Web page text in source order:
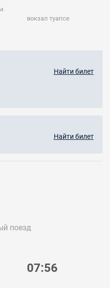
вокзал туапсе
Найти билет
Найти билет
поезд
07:56